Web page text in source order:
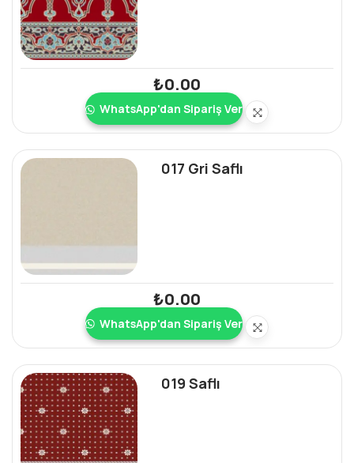
₺0.00
WhatsApp'dan Sipariş Ver
017 Gri Saflı
₺0.00
WhatsApp'dan Sipariş Ver
019 Saflı